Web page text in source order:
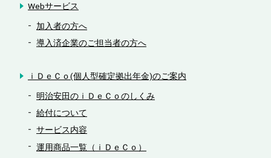
Webサービス
加入者の方へ
導入済企業のご担当者の方へ
ｉＤｅＣｏ(個人型確定拠出年金)のご案内
明治安田のｉＤｅＣｏのしくみ
給付について
サービス内容
運用商品一覧（ｉＤｅＣｏ）